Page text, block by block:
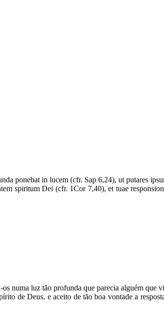
ponebat in lucem (cfr. Sap 6,24), ut putares
spiritum Dei (cfr. 1Cor 7,40), et tuae
numa luz tão profunda que parecia alguém que
de Deus, e aceito de tão boa vontade a